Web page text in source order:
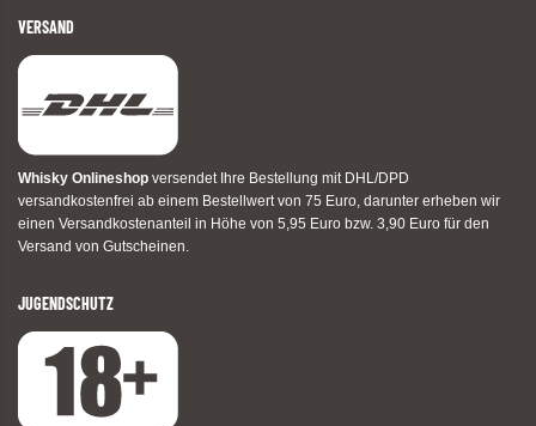
VERSAND
Whisky Onlineshop versendet Ihre Bestellung mit DHL/DPD
versandkostenfrei ab einem Bestellwert von 75 Euro, darunter erheben wir
einen Versandkostenanteil in Höhe von 5,95 Euro bzw. 3,90 Euro für den
Versand von Gutscheinen.
JUGENDSCHUTZ